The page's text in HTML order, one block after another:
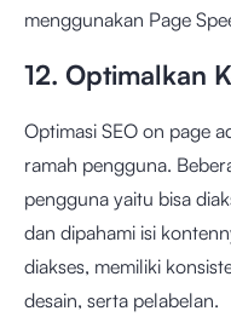
menggunakan Page
12. Optimalkan
Optimasi SEO on page
ramah pengguna.
pengguna yaitu bisa
dan dipahami isi
diakses, memiliki
desain, serta pelabelan.